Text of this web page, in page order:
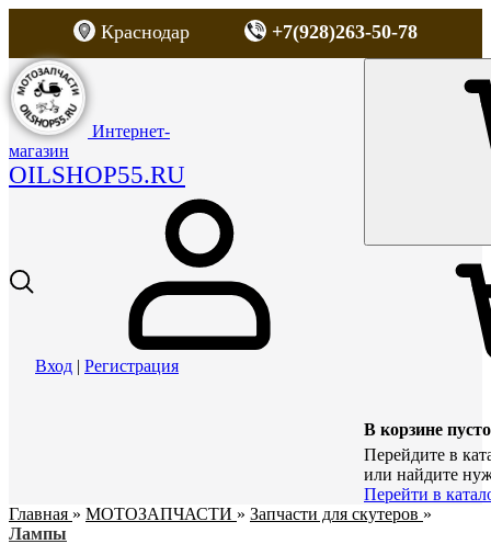
Краснодар +7(928)263-50-78
Интернет-
магазин
OILSHOP55.RU
Вход | Регистрация
В корзине пусто
Перейдите в
или найдите
Перейти в
Главная » МОТОЗАПЧАСТИ » Запчасти для скутеров »
Лампы